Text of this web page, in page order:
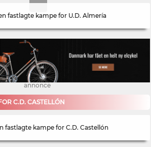
fastlagte kampe for U.D. Almería
annonce
C.D. CASTELLÓN
fastlagte kampe for C.D. Castellón